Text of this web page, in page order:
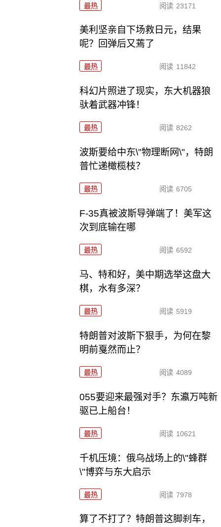
最热 阅读 23171
美利坚亲自下场救日元，结果
呢？回弹后又蔫了
最热 阅读 11842
科幻片照进了现实，东大机器狼
驮着武器冲锋！
最热 阅读 8262
波斯要给中东\"物理断网\"，特朗
普忙递橄榄枝？
最热 阅读 6705
F-35真被波斯导弹端了！美军这
次到底输在哪
最热 阅读 6592
马、特和好，美中期选举这盘大
棋，水有多深？
最热 阅读 5919
特朗普对波斯下狠手，为何在黎
明前戛然而止？
最热 阅读 4089
055要迎来最强对手？东瀛万吨新
驱已上船台！
最热 阅读 10621
千机压境：俄乌战场上的\"蜂群
\"博弈与东大启示
最热 阅读 7978
算了不打了？特朗普这脚刹车，